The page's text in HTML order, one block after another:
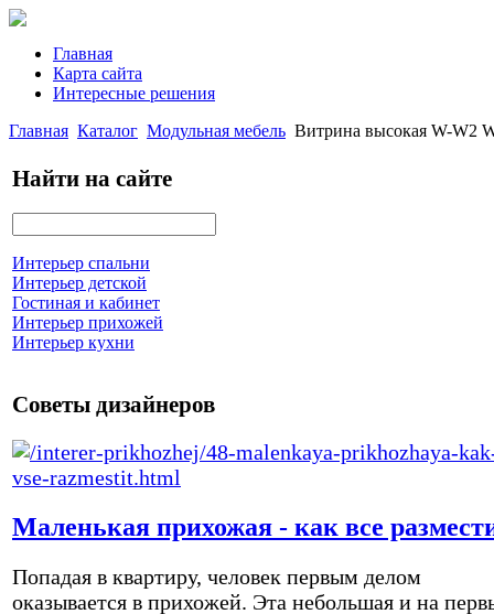
Главная
Карта сайта
Интересные решения
Главная Каталог Модульная мебель Витрина высокая W-W2
Найти на сайте
Интерьер спальни
Интерьер детской
Гостиная и кабинет
Интерьер прихожей
Интерьер кухни
Советы дизайнеров
Маленькая прихожая - как все
Попадая в квартиру, человек первым делом
оказывается в прихожей. Эта небольшая и на